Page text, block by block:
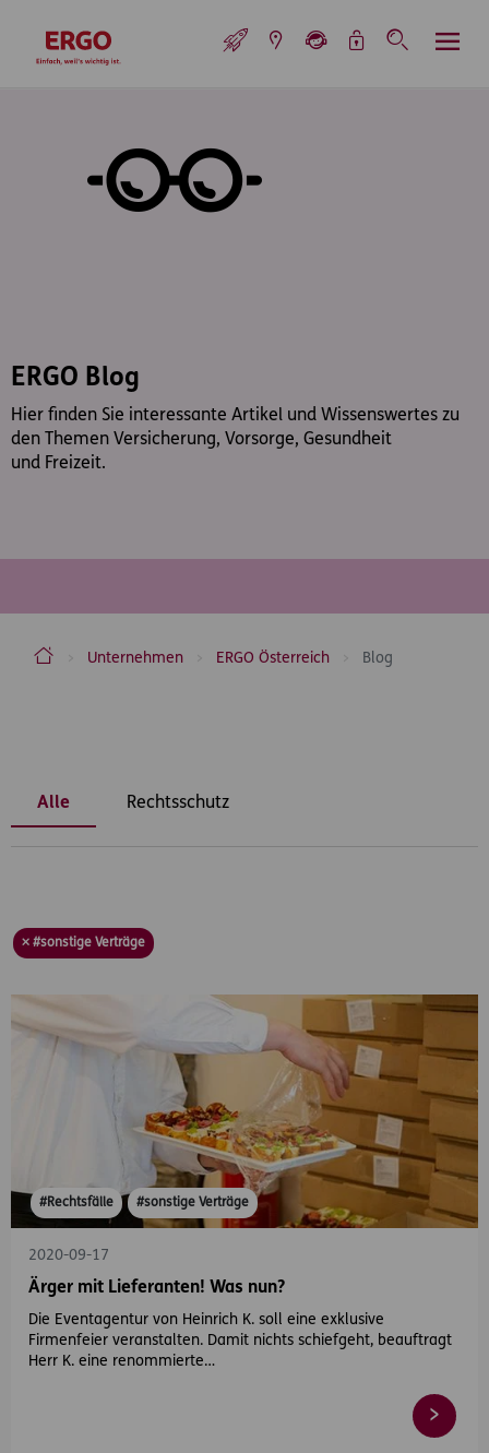
zur Startseite
ERGO Blog
Hier finden Sie interessante Artikel und Wissenswertes zu
den Themen Versicherung, Vorsorge, Gesundheit
und Freizeit.
ERGO Versicherung Aktiengesellschaft
Unternehmen ERGO Österreich Blog
Alle Rechtsschutz
× #sonstige Verträge
#Rechtsfälle #sonstige Verträge
2020-09-17
Ärger mit Lieferanten! Was nun?
Die Eventagentur von Heinrich K. soll eine exklusive
Firmenfeier veranstalten. Damit nichts schiefgeht, beauftragt
Herr K. eine renommierte…